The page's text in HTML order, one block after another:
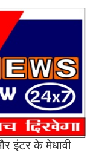
इंटर के मेधावी